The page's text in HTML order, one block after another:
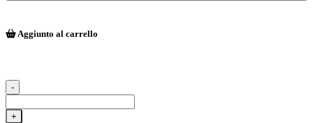
Aggiunto al carrello
-
+